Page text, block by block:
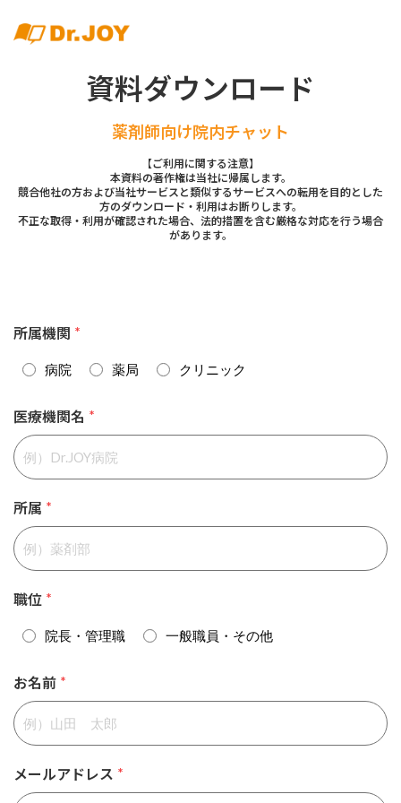
資料ダウンロード
薬剤師向け院内チャット
【ご利用に関する注意】
本資料の著作権は当社に帰属します。
競合他社の方および当社サービスと類似するサービスへの転用を目的とした
方のダウンロード・利用はお断りします。
不正な取得・利用が確認された場合、法的措置を含む厳格な対応を行う場合
があります。
所属機関 *
病院 薬局 クリニック
医療機関名 *
所属 *
職位 *
院長・管理職 一般職員・その他
お名前 *
メールアドレス *